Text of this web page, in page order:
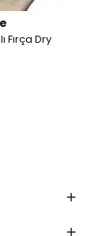
Fırça Dry